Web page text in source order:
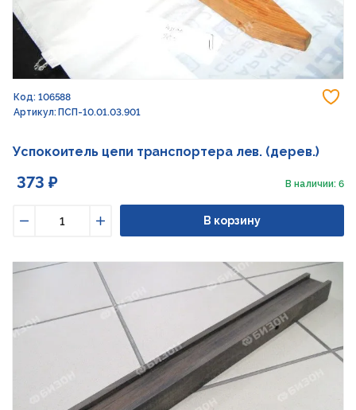
Код: 106588
Артикул: ПСП-10.01.03.901
Успокоитель цепи транспортера лев. (дерев.)
373 ₽ В наличии: 6
Увеличить
В корзину